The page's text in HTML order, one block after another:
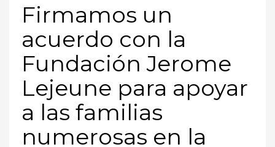
Firmamos un
acuerdo con la
Fundación Jerome
Lejeune para apoyar
a las familias
numerosas en la